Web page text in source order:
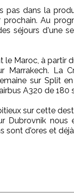
pas dans la
Au
séjours d'une
Maroc, à partir
Marrakech. La
sur Split
A320 de 180
sur cette
Dubrovnik
sont d'ores et